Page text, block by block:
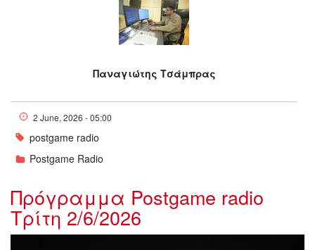
Παναγιώτης Τσάμπρας
2 June, 2026 - 05:00
postgame radio
Postgame Radio
Πρόγραμμα Postgame radio
Τρίτη 2/6/2026